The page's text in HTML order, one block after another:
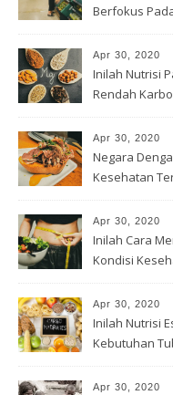
Berfokus
Apr 30, 2020
Inilah Nutrisi
Rendah
Apr 30, 2020
Negara
Kesehatan
Apr 30, 2020
Inilah Cara
Kondisi
Apr 30, 2020
Inilah Nutrisi
Kebutuhan
Apr 30, 2020